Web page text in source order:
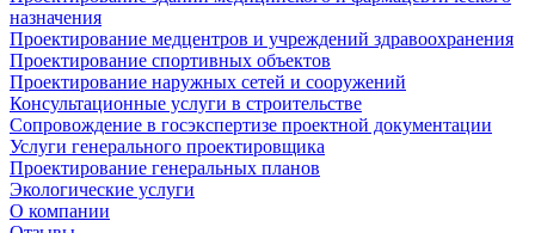
назначения
Проектирование медцентров и учреждений здравоохранения
Проектирование спортивных объектов
Проектирование наружных сетей и сооружений
Консультационные услуги в строительстве
Сопровождение в госэкспертизе проектной документации
Услуги генерального проектировщика
Проектирование генеральных планов
Экологические услуги
О компании